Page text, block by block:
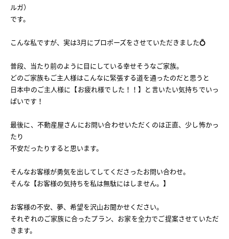
ルガ）
です。
こんな私ですが、実は3月にプロポーズをさせていただきました💍
普段、当たり前のように目にしている幸せそうなご家族。
どのご家族もご主人様はこんなに緊張する道を通ったのだと思うと
日本中のご主人様に【お疲れ様でした！！】と言いたい気持ちでいっ
ぱいです！
最後に、不動産屋さんにお問い合わせいただくのは正直、少し怖かっ
たり
不安だったりすると思います。
そんなお客様が勇気を出してしてくださったお問い合わせ。
そんな【お客様の気持ちを私は無駄にはしません。】
お客様の不安、夢、希望を沢山お聞かせください。
それぞれのご家族に合ったプラン、お家を全力でご提案させていただ
きます。